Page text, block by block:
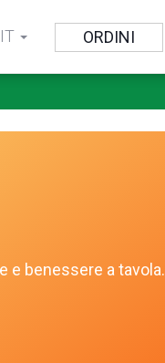
IT ORDINI
e benessere a tavola.